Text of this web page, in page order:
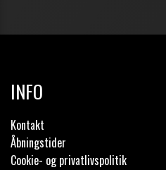
INFO
Kontakt
Åbningstider
Cookie- og privatlivspolitik